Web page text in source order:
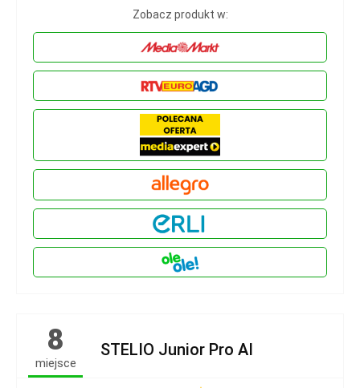
Zobacz produkt w:
8
miejsce
STELIO Junior Pro AI